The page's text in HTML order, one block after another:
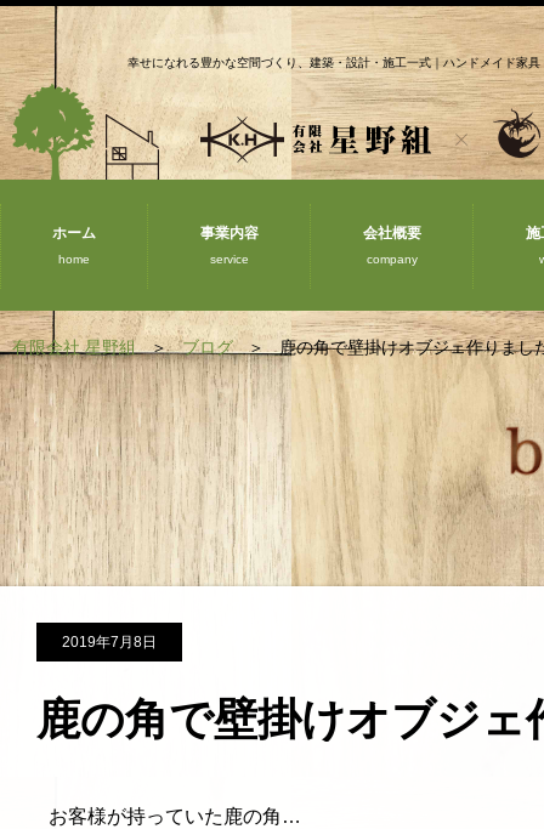
幸せになれる豊かな空間づくり、建築・設計・施工一式｜ハンドメイド家
ホーム
home
事業内容
service
会社概要
company
施
有限会社 星野組 ブログ 鹿の角で壁掛けオブジェ作りまし
2019年7月8日
鹿の角で壁掛けオブジェ
お客様が持っていた鹿の角…